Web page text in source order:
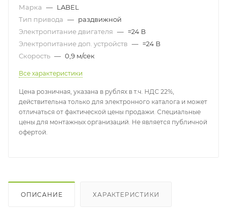
Марка — LABEL
Тип привода — раздвижной
Электропитание двигателя — =24 В
Электропитание доп. устройств — =24 В
Скорость — 0,9 м/сек
Все характеристики
Цена розничная, указана в рублях в т.ч. НДС 22%,
действительна только для электронного каталога и может
отличаться от фактической цены продажи. Специальные
цены для монтажных организаций. Не является публичной
офертой.
ОПИСАНИЕ ХАРАКТЕРИСТИКИ